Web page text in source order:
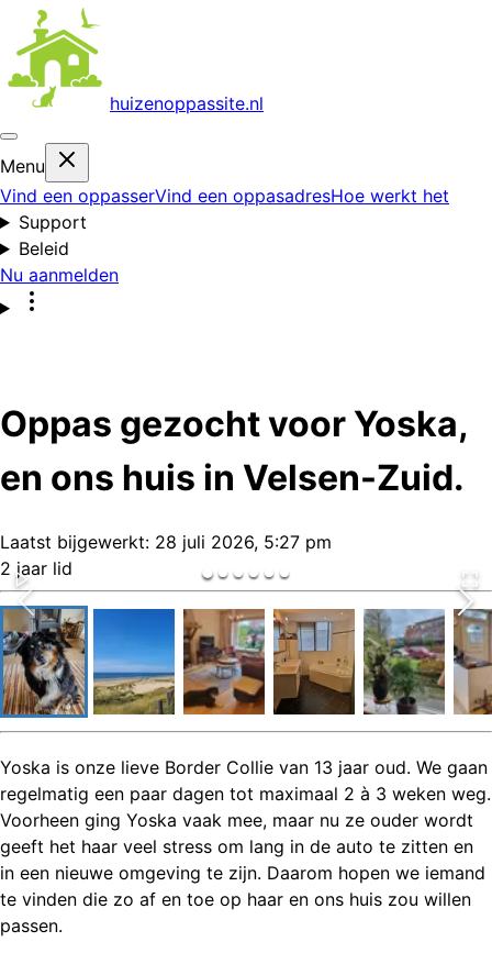
huizenoppassite.nl
Menu
Vind een oppasserVind een oppasadresHoe werkt het
Support
Beleid
Nu aanmelden
Oppas gezocht voor Yoska,
en ons huis in Velsen-Zuid.
Laatst bijgewerkt: 28 juli 2026, 5:27 pm
2 jaar lid
Yoska is onze lieve Border Collie van 13 jaar oud. We gaan
regelmatig een paar dagen tot maximaal 2 à 3 weken weg.
Voorheen ging Yoska vaak mee, maar nu ze ouder wordt
geeft het haar veel stress om lang in de auto te zitten en
in een nieuwe omgeving te zijn. Daarom hopen we iemand
te vinden die zo af en toe op haar en ons huis zou willen
passen.